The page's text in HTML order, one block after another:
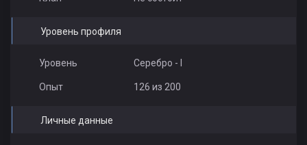
Уровень профиля
Уровень Серебро - I
Опыт 126 из 200
Личные данные